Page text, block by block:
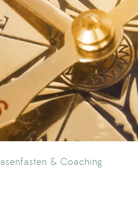
& Coaching